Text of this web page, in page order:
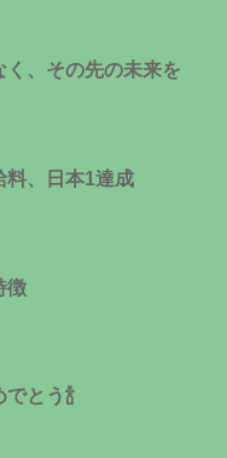
く、その先の未来を
料、日本1達成
徴
とう🍾